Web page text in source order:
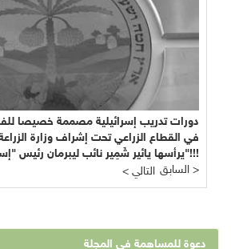
دورات تدريب إسرائيلية مصممة خصيصا
في القطاع الزراعي تحت إشراف وزارة الزراعة
يرأسها يائير شَمِير نائب ليبرمان رئيس "إسرائيل بيتنا"!!!
< التالي
السابق >
دعوة للمساهمة في المجلة